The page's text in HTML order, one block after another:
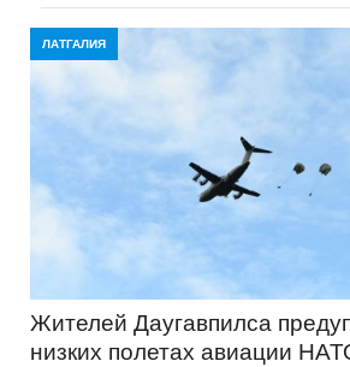
ЛАТГАЛИЯ
Жителей Даугавпилса
низких полетах авиации